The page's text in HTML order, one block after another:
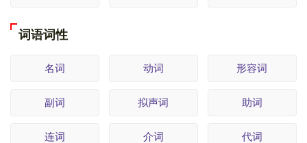
词语词性
名词 动词 形容词
副词 拟声词 助词
连词 介词 代词